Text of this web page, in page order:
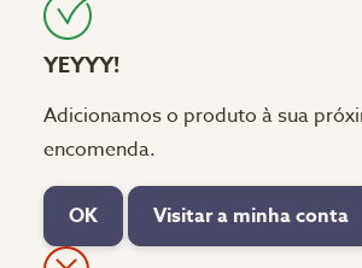
YEYYY!
Adicionamos o produto à sua
encomenda.
OK Visitar a minha conta